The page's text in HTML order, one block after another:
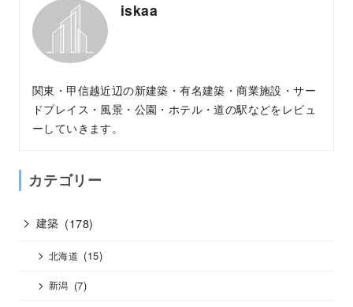
iskaa
関東・甲信越近辺の新建築・有名建築・商業施設・サー
ドプレイス・風景・公園・ホテル・道の駅などをレビュ
ーしていきます。
カテゴリー
建築 (178)
北海道 (15)
新潟 (7)